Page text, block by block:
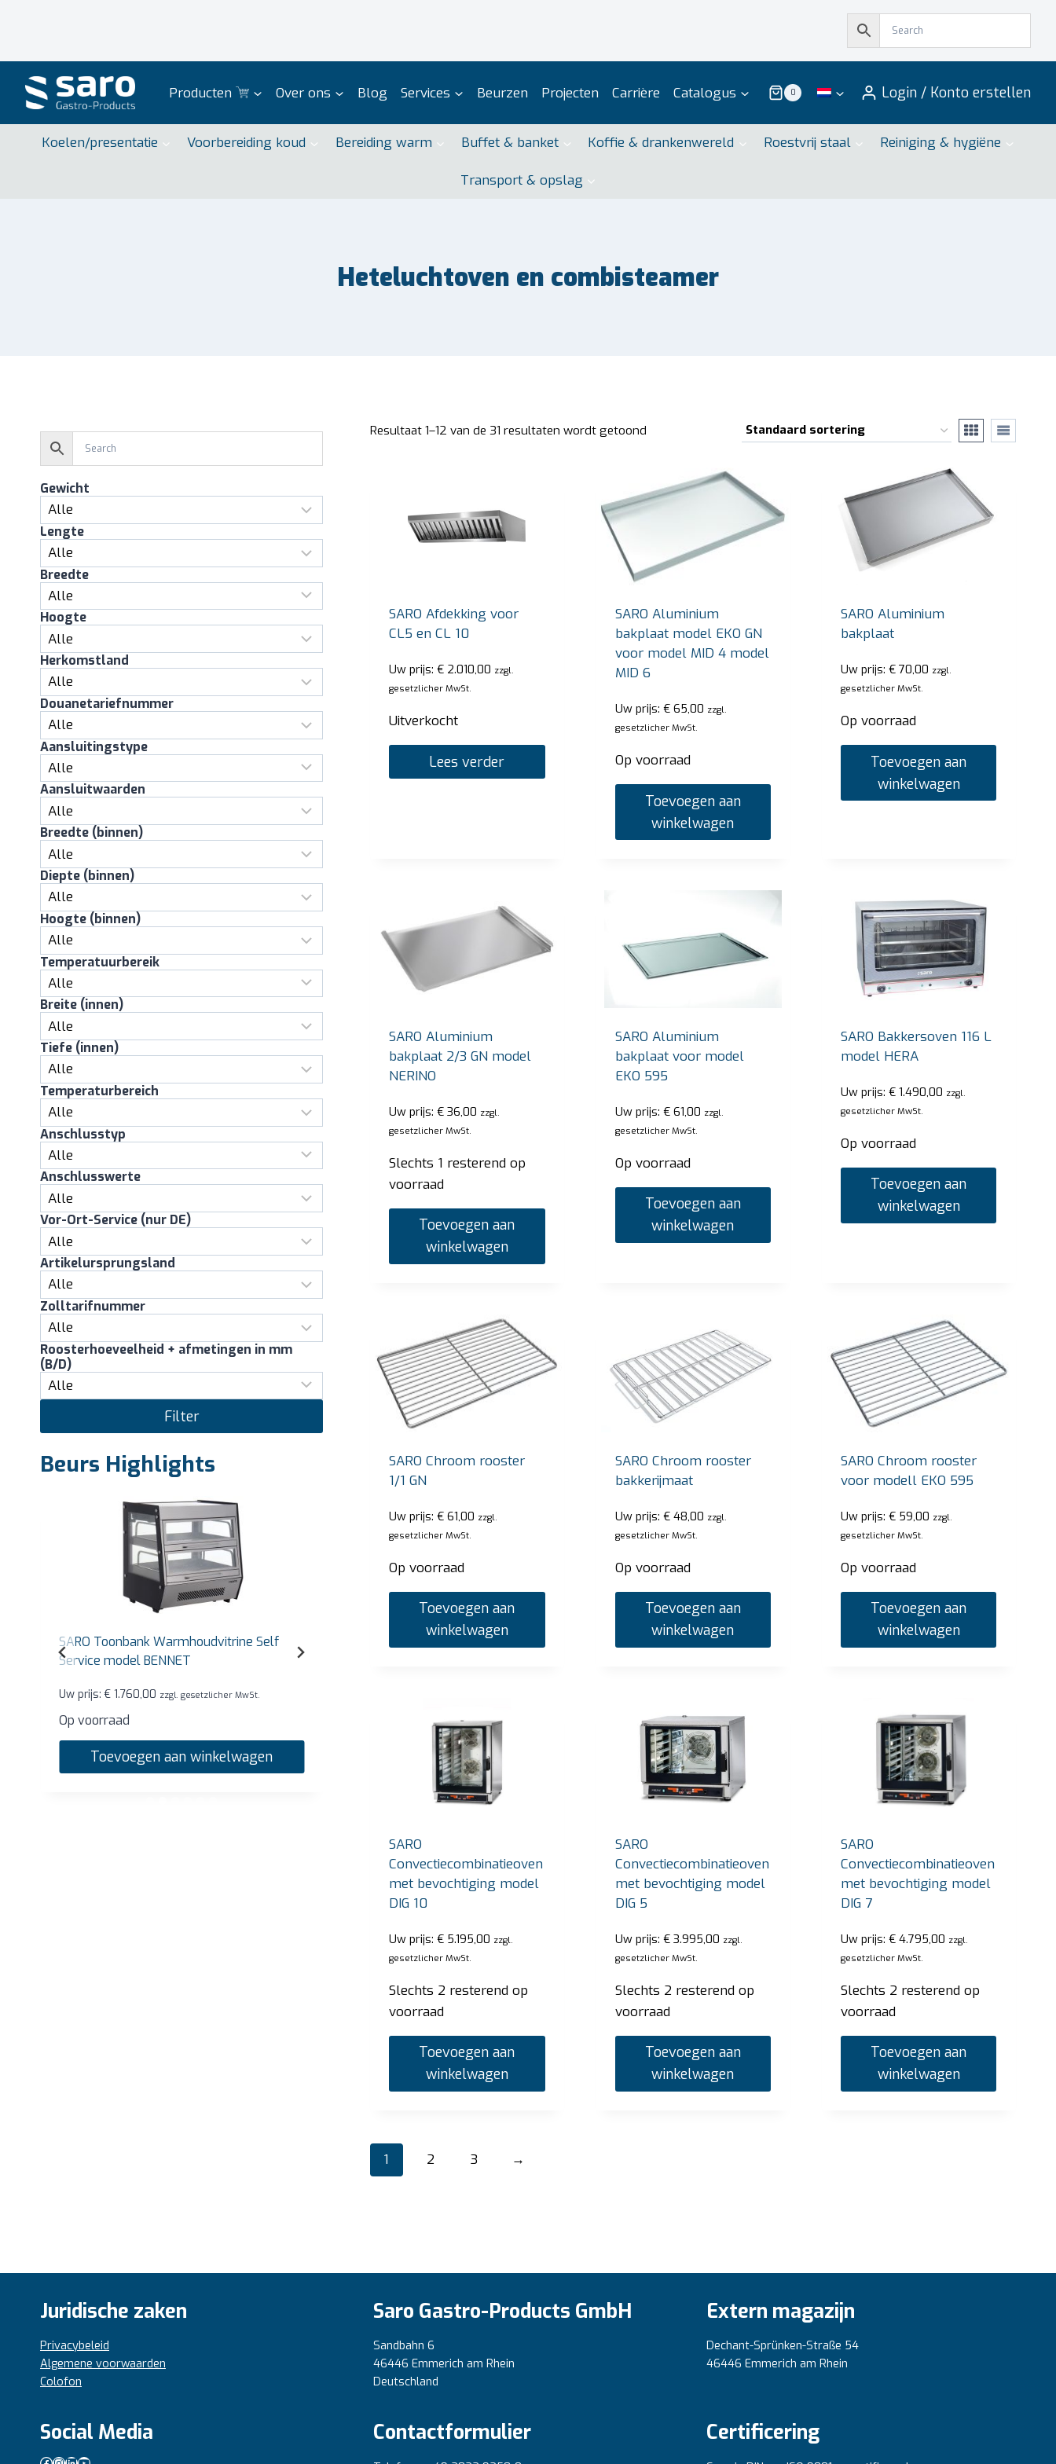
Producten Over ons Blog Services Beurzen Projecten Carrière Catalogus 0 Login / Konto erstellen
Koelen/presentatie Voorbereiding koud Bereiding warm Buffet & banket Koffie & drankenwereld Roestvrij staal Reiniging & hygiëne
Transport & opslag
Heteluchtoven en combisteamer
Resultaat 1–12 van de 31 resultaten wordt getoond
SARO Afdekking voor
CL5 en CL 10
Uw prijs:€ 2.010,00 zzgl.
gesetzlicher MwSt.
Uitverkocht
Lees verder
SARO Aluminium
bakplaat model EKO GN
voor model MID 4 model
MID 6
Uw prijs: €65,00 zzgl.
gesetzlicher MwSt.
Op voorraad
Toevoegen aan
winkelwagen
SARO Aluminium
bakplaat
Uw prijs:€ 70,00 zzgl.
gesetzlicher MwSt.
Op voorraad
Toevoegen aan
winkelwagen
SARO Aluminium
bakplaat 2/3 GN model
NERINO
Uw prijs:€ 36,00 zzgl.
gesetzlicher MwSt.
Slechts 1 resterend op
voorraad
Toevoegen aan
winkelwagen
SARO Aluminium
bakplaat voor model
EKO 595
Uw prijs: €61,00 zzgl.
gesetzlicher MwSt.
Op voorraad
Toevoegen aan
winkelwagen
SARO Bakkersoven 116 L
model HERA
Uw prijs:€ 1.490,00 zzgl.
gesetzlicher MwSt.
Op voorraad
Toevoegen aan
winkelwagen
SARO Chroom rooster
1/1 GN
Uw prijs:€ 61,00 zzgl.
gesetzlicher MwSt.
Op voorraad
Toevoegen aan
winkelwagen
SARO Chroom rooster
bakkerijmaat
Uw prijs: €48,00 zzgl.
gesetzlicher MwSt.
Op voorraad
Toevoegen aan
winkelwagen
SARO Chroom rooster
voor modell EKO 595
Uw prijs:€ 59,00 zzgl.
gesetzlicher MwSt.
Op voorraad
Toevoegen aan
winkelwagen
SARO
Convectiecombinatieoven
met bevochtiging model
DIG 10
Uw prijs:€ 5.195,00 zzgl.
gesetzlicher MwSt.
Slechts 2 resterend op
voorraad
Toevoegen aan
winkelwagen
SARO
Convectiecombinatieoven
met bevochtiging model
DIG 5
Uw prijs: €3.995,00 zzgl.
gesetzlicher MwSt.
Slechts 2 resterend op
voorraad
Toevoegen aan
winkelwagen
SARO
Convectiecombinatieoven
met bevochtiging model
DIG 7
Uw prijs:€ 4.795,00 zzgl.
gesetzlicher MwSt.
Slechts 2 resterend op
voorraad
Toevoegen aan
winkelwagen
1 2 3 →
Gewicht
Lengte
Breedte
Hoogte
Herkomstland
Douanetariefnummer
Aansluitingstype
Aansluitwaarden
Breedte (binnen)
Diepte (binnen)
Hoogte (binnen)
Temperatuurbereik
Breite (innen)
Tiefe (innen)
Temperaturbereich
Anschlusstyp
Anschlusswerte
Vor-Ort-Service (nur DE)
Artikelursprungsland
Zolltarifnummer
Roosterhoeveelheid + afmetingen in mm
(B/D)
Filter
Beurs Highlights
SARO Toonbank Warmhoudvitrine Self
Service model BENNET
Uw prijs: € 1.760,00 zzgl. gesetzlicher MwSt.
Op voorraad
Toevoegen aan winkelwagen
SARO Bain Marie Trolley modell BT-3
Toevoegen aan winkelwagen
SARO Thermobox model Emmerich
Toevoegen aan winkelwagen
Juridische zaken
Privacybeleid
Algemene voorwaarden
Colofon
Saro Gastro-Products GmbH
Sandbahn 6
46446 Emmerich am Rhein
Deutschland
Extern magazijn
Dechant-Sprünken-Straße 54
46446 Emmerich am Rhein
Social Media Contactformulier Certificering